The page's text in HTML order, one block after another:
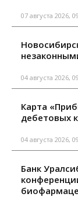
07 августа 2026,
04 августа 2026,
Карта
дебетовых
04 августа 2026,
Банк